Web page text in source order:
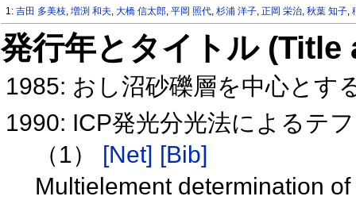
1:吉田 多美枝,増渕 和夫,大橋 信太郎,平岡 照代,杉浦 洋子,正岡 栄治,秋葉 知子,
発行年とタイトル
1985: おし沼砂礫層を中心とす
1990: ICP発光分光法によるテ
（1）
[Net] [Bib]
Multielement determination